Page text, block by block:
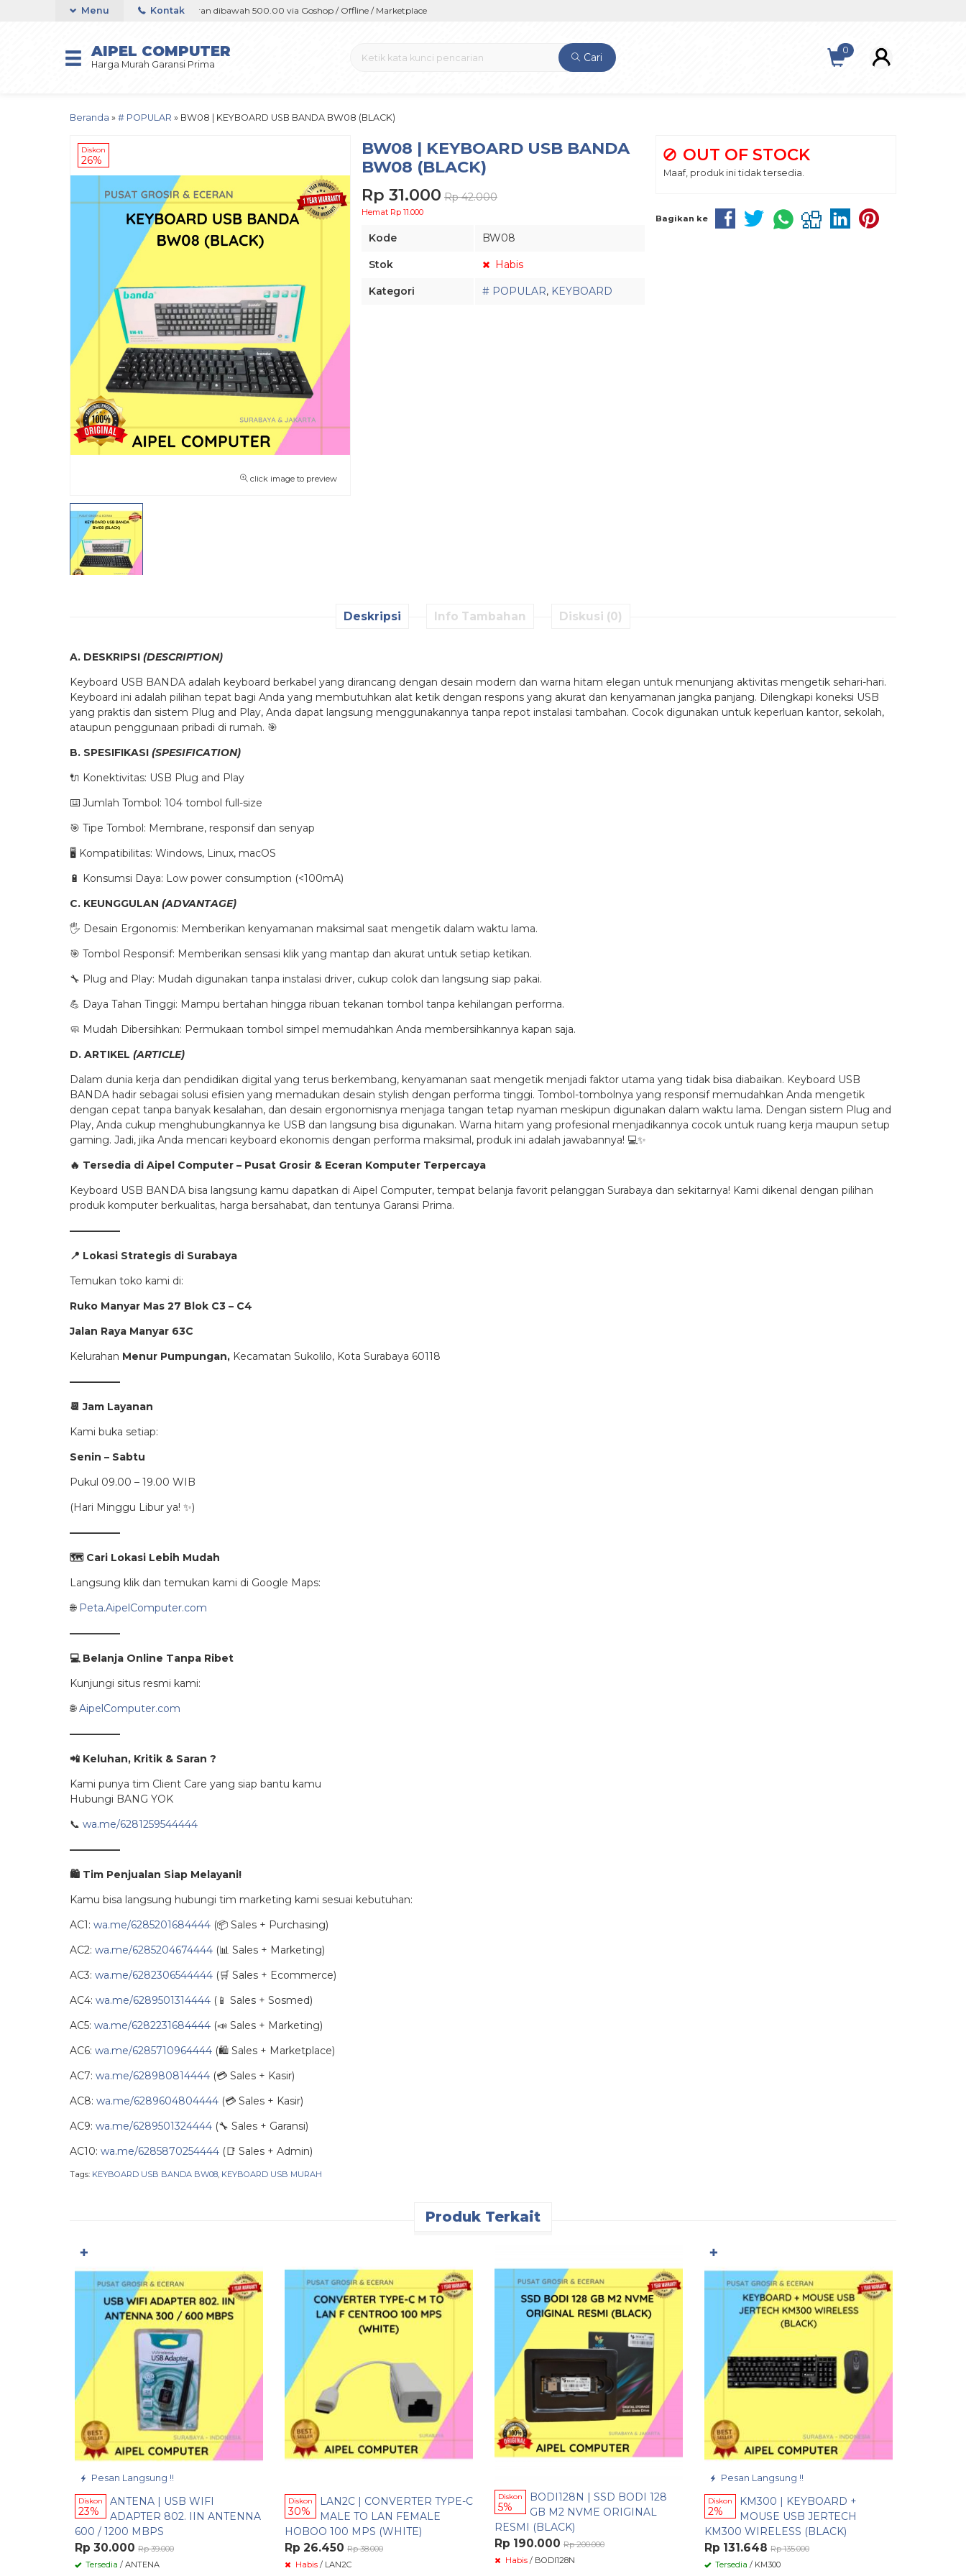
/ Offline / Marketplace Orderan dibawah 500.00 via Goshop / Offline / Marketplace
Menu Kontak
AIPEL COMPUTER
Harga Murah Garansi Prima Cari
0
Beranda » # POPULAR » BW08 | KEYBOARD USB BANDA BW08 (BLACK)
click image to preview
Diskon
26%
BW08 | KEYBOARD USB BANDA
BW08 (BLACK)
Rp 31.000 Rp 42.000
Hemat Rp 11.000
Kode BW08
Stok Habis
Kategori # POPULAR, KEYBOARD
OUT OF STOCK
Maaf, produk ini tidak tersedia.
Bagikan ke
Deskripsi Info Tambahan Diskusi (0)
A. DESKRIPSI (DESCRIPTION)
Keyboard USB BANDA adalah keyboard berkabel yang dirancang dengan desain modern dan warna hitam elegan untuk menunjang aktivitas mengetik sehari-hari.
Keyboard ini adalah pilihan tepat bagi Anda yang membutuhkan alat ketik dengan respons yang akurat dan kenyamanan jangka panjang. Dilengkapi koneksi USB
yang praktis dan sistem Plug and Play, Anda dapat langsung menggunakannya tanpa repot instalasi tambahan. Cocok digunakan untuk keperluan kantor, sekolah,
ataupun penggunaan pribadi di rumah. 🎯
B. SPESIFIKASI (SPESIFICATION)
🔌 Konektivitas: USB Plug and Play
⌨️ Jumlah Tombol: 104 tombol full-size
🎯 Tipe Tombol: Membrane, responsif dan senyap
🖥️ Kompatibilitas: Windows, Linux, macOS
🔋 Konsumsi Daya: Low power consumption (<100mA)
C. KEUNGGULAN (ADVANTAGE)
🖐️ Desain Ergonomis: Memberikan kenyamanan maksimal saat mengetik dalam waktu lama.
🎯 Tombol Responsif: Memberikan sensasi klik yang mantap dan akurat untuk setiap ketikan.
🔧 Plug and Play: Mudah digunakan tanpa instalasi driver, cukup colok dan langsung siap pakai.
💪 Daya Tahan Tinggi: Mampu bertahan hingga ribuan tekanan tombol tanpa kehilangan performa.
🧼 Mudah Dibersihkan: Permukaan tombol simpel memudahkan Anda membersihkannya kapan saja.
D. ARTIKEL (ARTICLE)
Dalam dunia kerja dan pendidikan digital yang terus berkembang, kenyamanan saat mengetik menjadi faktor utama yang tidak bisa diabaikan. Keyboard USB
BANDA hadir sebagai solusi efisien yang memadukan desain stylish dengan performa tinggi. Tombol-tombolnya yang responsif memudahkan Anda mengetik
dengan cepat tanpa banyak kesalahan, dan desain ergonomisnya menjaga tangan tetap nyaman meskipun digunakan dalam waktu lama. Dengan sistem Plug and
Play, Anda cukup menghubungkannya ke USB dan langsung bisa digunakan. Warna hitam yang profesional menjadikannya cocok untuk ruang kerja maupun setup
gaming. Jadi, jika Anda mencari keyboard ekonomis dengan performa maksimal, produk ini adalah jawabannya! 💻✨
🔥 Tersedia di Aipel Computer – Pusat Grosir & Eceran Komputer Terpercaya
Keyboard USB BANDA bisa langsung kamu dapatkan di Aipel Computer, tempat belanja favorit pelanggan Surabaya dan sekitarnya! Kami dikenal dengan pilihan
produk komputer berkualitas, harga bersahabat, dan tentunya Garansi Prima.
—————
📍 Lokasi Strategis di Surabaya
Temukan toko kami di:
Ruko Manyar Mas 27 Blok C3 – C4
Jalan Raya Manyar 63C
Kelurahan Menur Pumpungan, Kecamatan Sukolilo, Kota Surabaya 60118
—————
📆 Jam Layanan
Kami buka setiap:
Senin – Sabtu
Pukul 09.00 – 19.00 WIB
(Hari Minggu Libur ya! ✨)
—————
🗺️Cari Lokasi Lebih Mudah
Langsung klik dan temukan kami di Google Maps:
🌐 Peta.AipelComputer.com
—————
💻Belanja Online Tanpa Ribet
Kunjungi situs resmi kami:
🌐AipelComputer.com
—————
📲 Keluhan, Kritik & Saran ?
Kami punya tim Client Care yang siap bantu kamu
Hubungi BANG YOK
📞 wa.me/6281259544444
—————
🛍️ Tim Penjualan Siap Melayani!
Kamu bisa langsung hubungi tim marketing kami sesuai kebutuhan:
AC1: wa.me/6285201684444 (📦 Sales + Purchasing)
AC2: wa.me/6285204674444 (📊 Sales + Marketing)
AC3: wa.me/6282306544444 (🛒 Sales + Ecommerce)
AC4: wa.me/6289501314444 (📱 Sales + Sosmed)
AC5: wa.me/6282231684444 (📣 Sales + Marketing)
AC6: wa.me/6285710964444 (🛍️ Sales + Marketplace)
AC7: wa.me/628980814444 (💳 Sales + Kasir)
AC8: wa.me/6289604804444 (💳 Sales + Kasir)
AC9: wa.me/6289501324444 (🔧 Sales + Garansi)
AC10: wa.me/6285870254444 (📑 Sales + Admin)
Tags: KEYBOARD USB BANDA BW08, KEYBOARD USB MURAH
Produk Terkait
Pesan Langsung !!
Diskon
23%
ANTENA | USB WIFI
ADAPTER 802. IIN ANTENNA
600 / 1200 MBPS
Rp 30.000 Rp 39.000
Tersedia / ANTENA
✚
Diskon
30%
LAN2C | CONVERTER TYPE-C
MALE TO LAN FEMALE
HOBOO 100 MPS (WHITE)
Rp 26.450 Rp 38.000
Habis / LAN2C
Diskon
5%
BODI128N | SSD BODI 128
GB M2 NVME ORIGINAL
RESMI (BLACK)
Rp 190.000 Rp 200.000
Habis / BODI128N
Pesan Langsung !!
Diskon
2%
KM300 | KEYBOARD +
MOUSE USB JERTECH
KM300 WIRELESS (BLACK)
Rp 131.648 Rp 135.000
Tersedia / KM300
✚